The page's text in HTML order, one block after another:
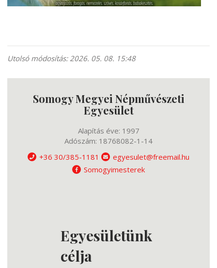
Utolsó módosítás: 2026. 05. 08. 15:48
Somogy Megyei Népművészeti
Egyesület
Alapítás éve: 1997
Adószám: 18768082-1-14
+36 30/385-1181
egyesulet@freemail.hu
Somogyimesterek
Egyesületünk
célja